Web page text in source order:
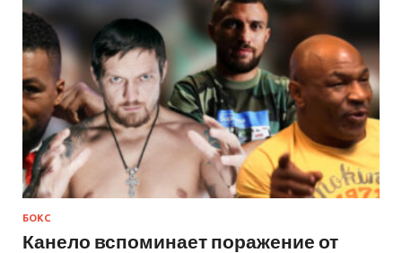
БОКС
Канело вспоминает поражение от